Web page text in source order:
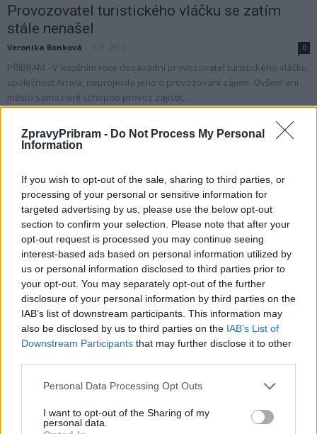
ZpravyPribram - Do Not Process My Personal
Information
If you wish to opt-out of the sale, sharing to third parties, or
processing of your personal or sensitive information for
targeted advertising by us, please use the below opt-out
section to confirm your selection. Please note that after your
opt-out request is processed you may continue seeing
interest-based ads based on personal information utilized by
us or personal information disclosed to third parties prior to
your opt-out. You may separately opt-out of the further
disclosure of your personal information by third parties on the
IAB’s list of downstream participants. This information may
also be disclosed by us to third parties on the IAB’s List of
Downstream Participants that may further disclose it to other
Personal Data Processing Opt Outs
I want to opt-out of the Sharing of my
personal data.
Provozovatel turistického vláčku se zatím
stále nenašel
Veronika Bonková 0
PŘÍBRAM - V letošním roce dosavadní provozovatel turistického vláčku,
společnost Arriva, neprojevila jeho o provozování zájem. Ovšem ani
město samo není schopno provoz zajistit,...
Zpravodajství
Na veřejné bruslení nyní můžete i bez bruslí
Martin Poulíček - 20. 10. 2018
PŘÍBRAM - Veřejného bruslení se nyní mohou zúčastnit i ti, kteří nemají
brusle. Malé hale si je totiž byla 13. října otevřena půjčovna bruslí....